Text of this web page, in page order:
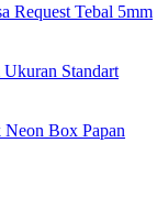
Request Tebal 5mm
Standart
Box Papan